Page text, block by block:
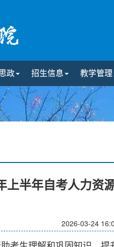
政 招生信息 教学管理
上半年自考人力资
2026-03-24